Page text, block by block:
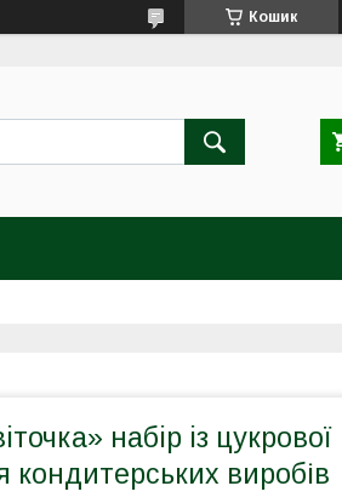
Кошик
набiр iз цукрової
кондитерських виробів